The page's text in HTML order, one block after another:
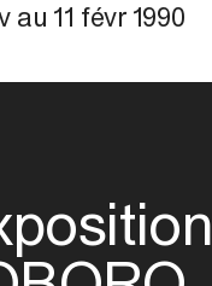
au 11 févr 1990